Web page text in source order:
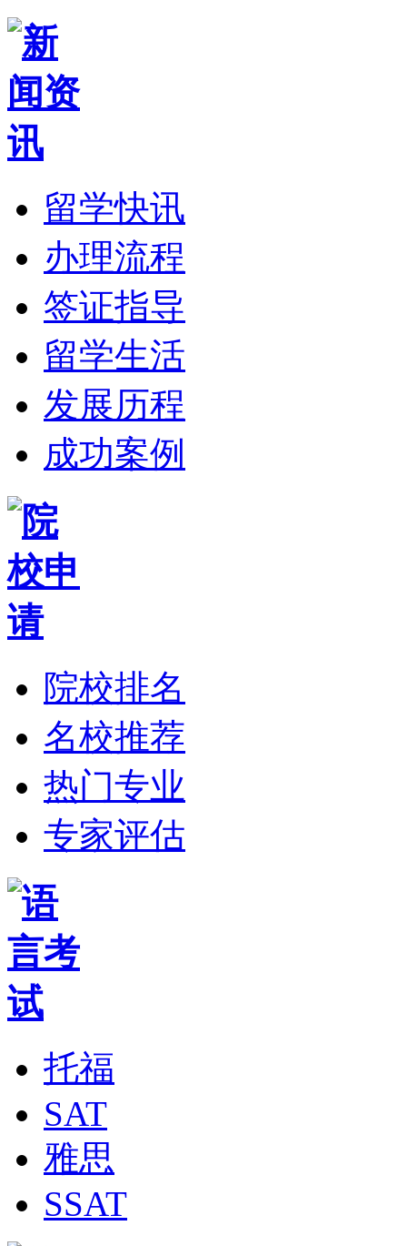
留学快讯
办理流程
签证指导
留学生活
发展历程
成功案例
院校排名
名校推荐
热门专业
专家评估
托福
SAT
雅思
SSAT